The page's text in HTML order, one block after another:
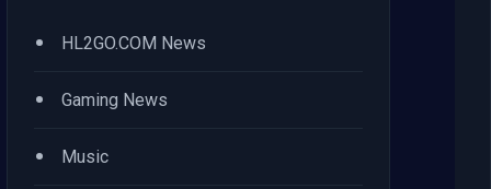
• HL2GO.COM News
• Gaming News
• Music